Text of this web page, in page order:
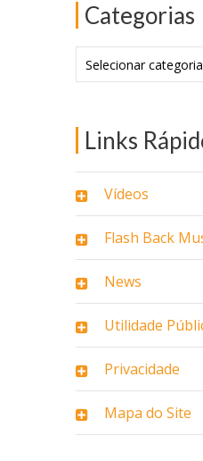
Categorias
Links
Vídeos
Flash Back
News
Utilidade
Privacidade
Mapa do Site